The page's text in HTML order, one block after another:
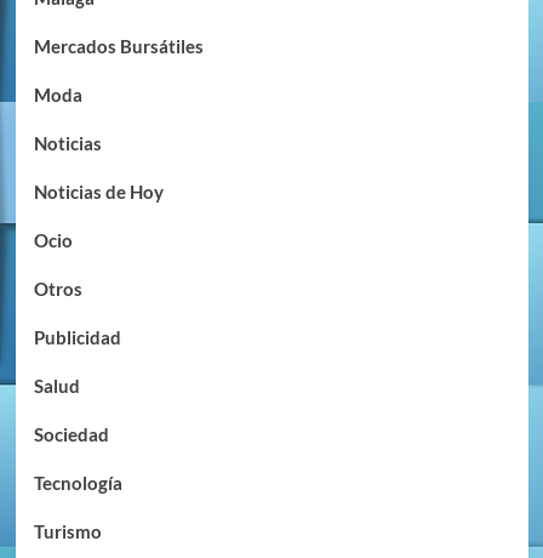
Mercados Bursátiles
Moda
Noticias
Noticias de Hoy
Ocio
Otros
Publicidad
Salud
Sociedad
Tecnología
Turismo